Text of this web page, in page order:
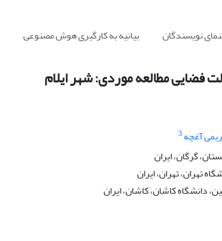
نویسندگان بیانیه به کارگیری هوش مصنوعی
فضایی مطالعه موردی: شهر ایلام
آغچه 3
گرگان، ایران
تهران، تهران، ایران
دانشگاه کاشان، کاشان، ایران